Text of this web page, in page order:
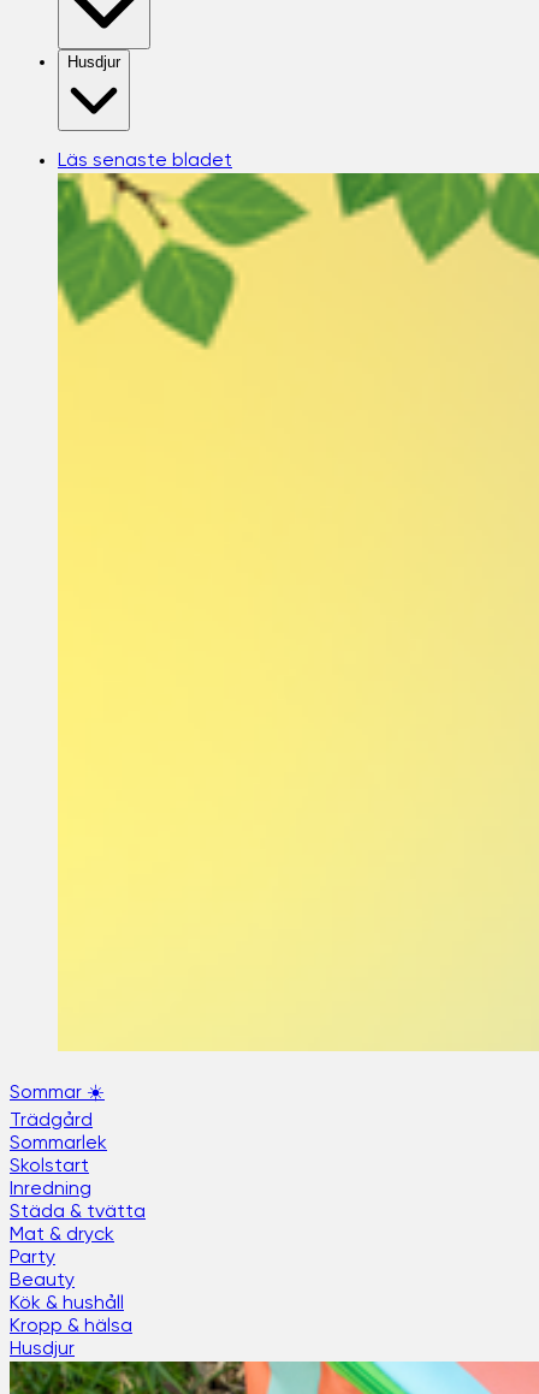
Husdjur
Läs senaste bladet
Sommar ☀️
Trädgård
Sommarlek
Skolstart
Inredning
Städa & tvätta
Mat & dryck
Party
Beauty
Kök & hushåll
Kropp & hälsa
Husdjur